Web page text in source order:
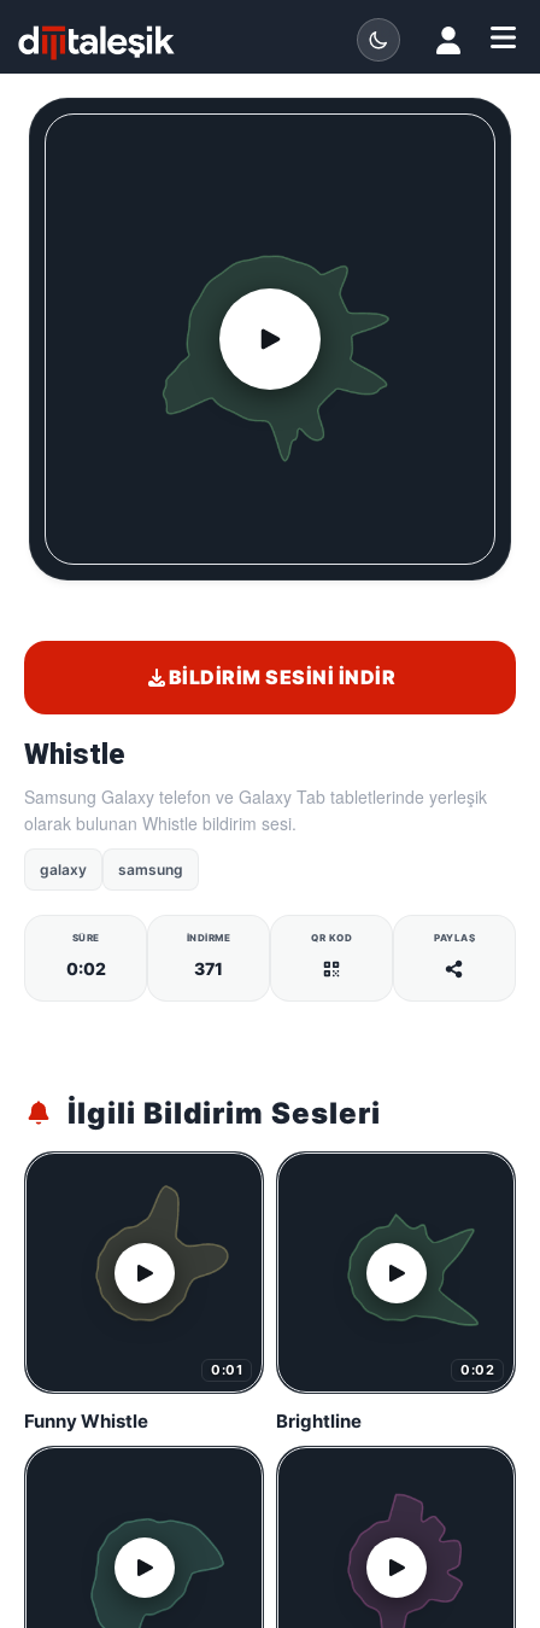
Whistle
Samsung Galaxy telefon ve Galaxy Tab tabletlerinde yerleşik
olarak bulunan Whistle bildirim sesi.
galaxy samsung
SÜRE
0:02
İNDIRME
371
QR KOD PAYLAŞ
BILDIRIM SESINI İNDIR
İlgili Bildirim Sesleri
0:01
Funny Whistle
0:02
Brightline